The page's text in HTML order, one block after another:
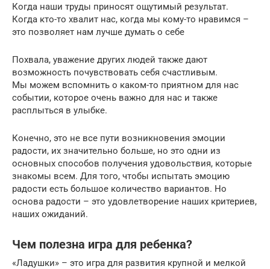
Когда наши труды приносят ощутимый результат.
Когда кто-то хвалит нас, когда мы кому-то нравимся –
это позволяет нам лучше думать о себе
Похвала, уважение других людей также дают
возможность почувствовать себя счастливым.
Мы можем вспомнить о каком-то приятном для нас
событии, которое очень важно для нас и также
расплыться в улыбке.
Конечно, это не все пути возникновения эмоции
радости, их значительно больше, но это одни из
основных способов получения удовольствия, которые
знакомы всем. Для того, чтобы испытать эмоцию
радости есть большое количество вариантов. Но
основа радости – это удовлетворение наших критериев,
наших ожиданий.
Чем полезна игра для ребенка?
«Ладушки» – это игра для развития крупной и мелкой